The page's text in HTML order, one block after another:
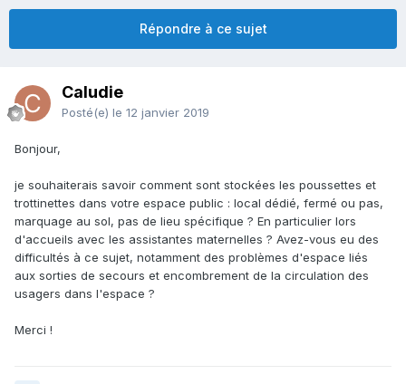
Répondre à ce sujet
Caludie
Posté(e) le 12 janvier 2019
Bonjour,
je souhaiterais savoir comment sont stockées les poussettes et
trottinettes dans votre espace public : local dédié, fermé ou pas,
marquage au sol, pas de lieu spécifique ? En particulier lors
d'accueils avec les assistantes maternelles ? Avez-vous eu des
difficultés à ce sujet, notamment des problèmes d'espace liés
aux sorties de secours et encombrement de la circulation des
usagers dans l'espace ?
Merci !